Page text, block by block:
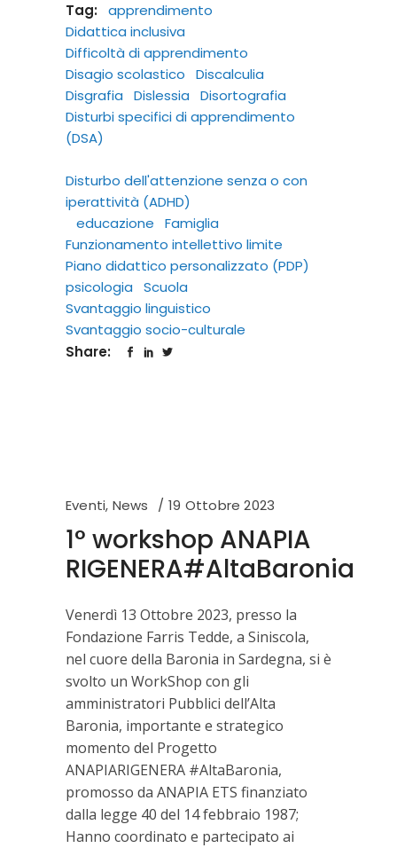
Tag:
apprendimento
Didattica inclusiva
Difficoltà di apprendimento
Disagio scolastico
Discalculia
Disgrafia
Dislessia
Disortografia
Disturbi specifici di apprendimento
(DSA)
Disturbo dell'attenzione senza o con
iperattività (ADHD)
educazione
Famiglia
Funzionamento intellettivo limite
Piano didattico personalizzato (PDP)
psicologia
Scuola
Svantaggio linguistico
Svantaggio socio-culturale
Share:
Eventi, News 19 Ottobre 2023
1° workshop ANAPIA
RIGENERA#AltaBaronia
Venerdì 13 Ottobre 2023, presso la
Fondazione Farris Tedde, a Siniscola,
nel cuore della Baronia in Sardegna, si è
svolto un WorkShop con gli
amministratori Pubblici dell’Alta
Baronia, importante e strategico
momento del Progetto
ANAPIARIGENERA #AltaBaronia,
promosso da ANAPIA ETS finanziato
dalla legge 40 del 14 febbraio 1987;
Hanno coordinato e partecipato ai